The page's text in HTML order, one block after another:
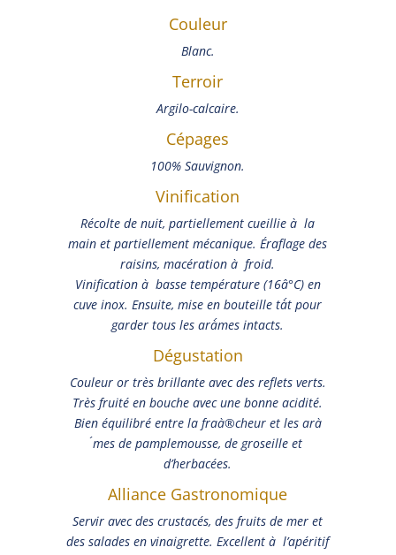
Couleur
Blanc.
Terroir
Argilo-calcaire.
Cépages
100% Sauvignon.
Vinification
Récolte de nuit, partiellement cueillie à la
main et partiellement mécanique. Éraflage des
raisins, macération à froid.
Vinification à basse température (16â°C) en
cuve inox. Ensuite, mise en bouteille tà´t pour
garder tous les arà´mes intacts.
Dégustation
Couleur or très brillante avec des reflets verts.
Très fruité en bouche avec une bonne acidité.
Bien équilibré entre la fraà®cheur et les arà
´mes de pamplemousse, de groseille et
d’herbacées.
Alliance Gastronomique
Servir avec des crustacés, des fruits de mer et
des salades en vinaigrette. Excellent à l’apéritif